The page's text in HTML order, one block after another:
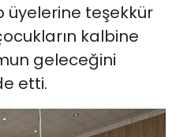
teşekkür
kalbine
geleceğini
etti.